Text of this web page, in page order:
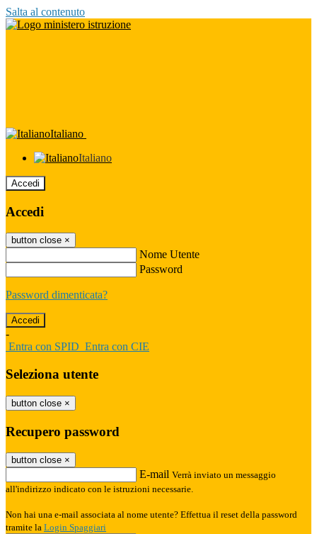
Salta al contenuto
Italiano
Italiano
Accedi
Accedi
button close ×
Nome Utente
Password
Password dimenticata?
-
Entra con SPID Entra con CIE
Seleziona utente
button close ×
Recupero password
button close ×
E-mail Verrà inviato un messaggio
all'indirizzo indicato con le istruzioni necessarie.
Non hai una e-mail associata al nome utente? Effettua il reset della password
tramite la Login Spaggiari